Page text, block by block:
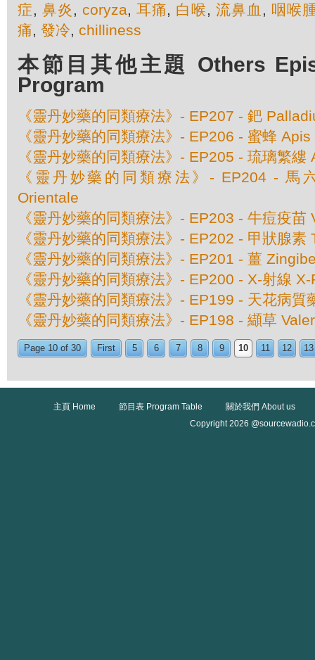
症, 鼻炎 , coryza, 耳痛, 白喉,流鼻血 , 咽喉
痛, 發冷, chilliness
本節目其他主題 Others
Program
《靈丹妙藥的同類療法》- EP207 - 鈀
《靈丹妙藥的同類療法》- EP206 - 蜜蜂
《靈丹妙藥的同類療法》- EP205 - 琉璃繁
《靈丹妙藥的同類療法》- EP204 - 馬
Orientale
《靈丹妙藥的同類療法》- EP203 - 牛痘疫苗
《靈丹妙藥的同類療法》- EP202 - 甲狀腺素
《靈丹妙藥的同類療法》- EP201 - 薑
《靈丹妙藥的同類療法》- EP200 - X-射線 X-
《靈丹妙藥的同類療法》- EP199 - 天花病質
《靈丹妙藥的同類療法》- EP198 - 纈草
Page 10 of 30 First 5 6 7 8 9 10 11 12 13
主頁 Home 節目表 Program Table
關於我們 About us
Copyright 2026